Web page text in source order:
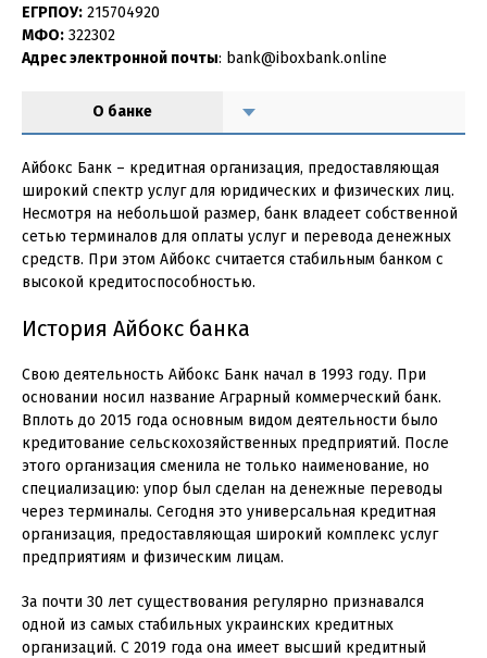
ЕГРПОУ: 215704920
МФО: 322302
Адрес электронной почты: bank@iboxbank.online
О банке
Айбокс Банк – кредитная организация, предоставляющая
широкий спектр услуг для юридических и физических лиц.
Несмотря на небольшой размер, банк владеет собственной
сетью терминалов для оплаты услуг и перевода денежных
средств. При этом Айбокс считается стабильным банком с
высокой кредитоспособностью.
История Айбокс банка
Свою деятельность Айбокс Банк начал в 1993 году. При
основании носил название Аграрный коммерческий банк.
Вплоть до 2015 года основным видом деятельности было
кредитование сельскохозяйственных предприятий. После
этого организация сменила не только наименование, но
специализацию: упор был сделан на денежные переводы
через терминалы. Сегодня это универсальная кредитная
организация, предоставляющая широкий комплекс услуг
предприятиям и физическим лицам.
За почти 30 лет существования регулярно признавался
одной из самых стабильных украинских кредитных
организаций. С 2019 года она имеет высший кредитный